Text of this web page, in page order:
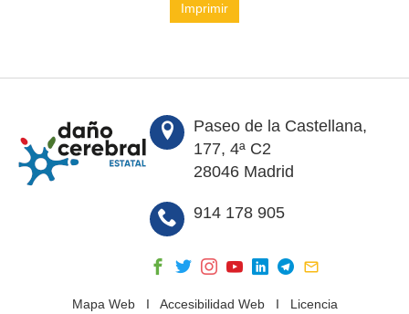
Imprimir
Paseo de la Castellana,
177, 4ª C2
28046 Madrid
914 178 905
Mapa WebI Accesibilidad WebI Licencia